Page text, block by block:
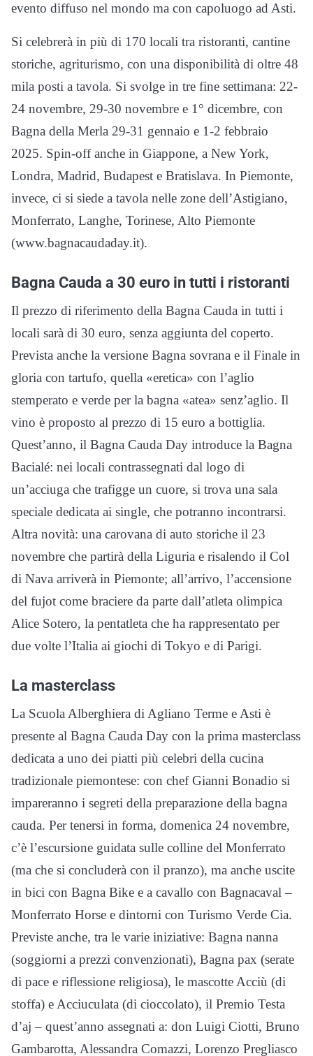
evento diffuso nel mondo ma con capoluogo ad Asti.
Si celebrerà in più di 170 locali tra ristoranti, cantine
storiche, agriturismo, con una disponibilità di oltre 48
mila posti a tavola. Si svolge in tre fine settimana: 22-
24 novembre, 29-30 novembre e 1° dicembre, con
Bagna della Merla 29-31 gennaio e 1-2 febbraio
2025. Spin-off anche in Giappone, a New York,
Londra, Madrid, Budapest e Bratislava. In Piemonte,
invece, ci si siede a tavola nelle zone dell’Astigiano,
Monferrato, Langhe, Torinese, Alto Piemonte
(www.bagnacaudaday.it).
Bagna Cauda a 30 euro in tutti i ristoranti
Il prezzo di riferimento della Bagna Cauda in tutti i
locali sarà di 30 euro, senza aggiunta del coperto.
Prevista anche la versione Bagna sovrana e il Finale in
gloria con tartufo, quella «eretica» con l’aglio
stemperato e verde per la bagna «atea» senz’aglio. Il
vino è proposto al prezzo di 15 euro a bottiglia.
Quest’anno, il Bagna Cauda Day introduce la Bagna
Bacialé: nei locali contrassegnati dal logo di
un’acciuga che trafigge un cuore, si trova una sala
speciale dedicata ai single, che potranno incontrarsi.
Altra novità: una carovana di auto storiche il 23
novembre che partirà della Liguria e risalendo il Col
di Nava arriverà in Piemonte; all’arrivo, l’accensione
del fujot come braciere da parte dall’atleta olimpica
Alice Sotero, la pentatleta che ha rappresentato per
due volte l’Italia ai giochi di Tokyo e di Parigi.
La masterclass
La Scuola Alberghiera di Agliano Terme e Asti è
presente al Bagna Cauda Day con la prima masterclass
dedicata a uno dei piatti più celebri della cucina
tradizionale piemontese: con chef Gianni Bonadio si
impareranno i segreti della preparazione della bagna
cauda. Per tenersi in forma, domenica 24 novembre,
c’è l’escursione guidata sulle colline del Monferrato
(ma che si concluderà con il pranzo), ma anche uscite
in bici con Bagna Bike e a cavallo con Bagnacaval –
Monferrato Horse e dintorni con Turismo Verde Cia.
Previste anche, tra le varie iniziative: Bagna nanna
(soggiorni a prezzi convenzionati), Bagna pax (serate
di pace e riflessione religiosa), le mascotte Acciù (di
stoffa) e Acciuculata (di cioccolato), il Premio Testa
d’aj – quest’anno assegnati a: don Luigi Ciotti, Bruno
Gambarotta, Alessandra Comazzi, Lorenzo Pregliasco